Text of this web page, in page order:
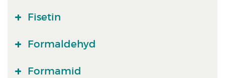
Fisetin
Formaldehyd
Formamid